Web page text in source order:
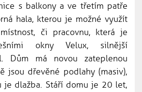
s balkony a ve třetím patře
hala, kterou je možné využít
či pracovnu, která je
okny Velux, silnější
Dům má novou zateplenou
jsou dřevěné podlahy (masiv),
je dlažba. Stáří domu je 20 let,